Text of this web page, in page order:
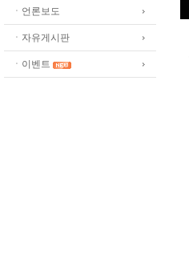
ㆍ언론보도
ㆍ자유게시판
ㆍ이벤트